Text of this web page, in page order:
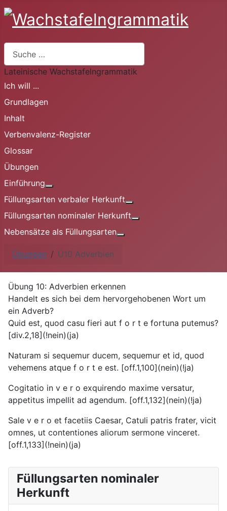
Lateinische Wachstafelngrammatik
Ich will ...
Grundlagen
Inhalt
Verbenvalenz-Register
Glossar
Übungen
Einführung
Füllungsarten verbaler Herkunft
Füllungsarten nominaler Herkunft
Nebensätze als Füllungsarten
Übungen
Ü10 Adverbien
Übung 10: Adverbien erkennen
Handelt es sich bei dem hervorgehobenen Wort um
ein Adverb?
Quid est, quod casu fieri aut f o r t e fortuna putemus?
[div.2,18](!nein)(ja)
Naturam si sequemur ducem, sequemur et id, quod
vehemens atque f o r t e est. [off.1,100](nein)(!ja)
Cogitatio in v e r o exquirendo maxime versatur,
appetitus impellit ad agendum. [off.1,132](nein)(!ja)
Sale v e r o et facetiis Caesar, Catuli patris frater, vicit
omnes, ut contentiones aliorum sermone vinceret.
[off.1,133](!nein)(ja)
Füllungsarten nominaler
Herkunft